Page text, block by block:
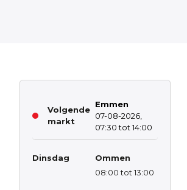
Volgende
markt
Emmen
07-08-2026,
07:30 tot 14:00
Dinsdag
Ommen
08:00 tot 13:00